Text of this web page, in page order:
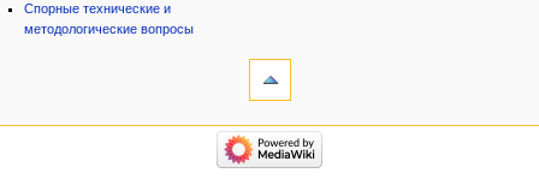
Спорные технические и
методологические вопросы
категории